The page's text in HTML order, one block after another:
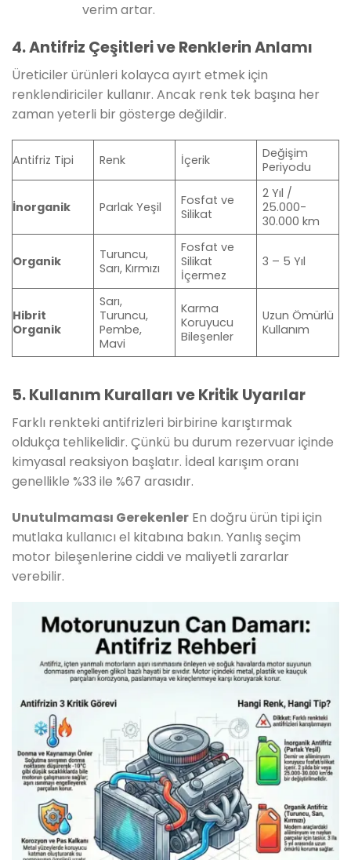
verim artar.
4. Antifriz Çeşitleri ve Renklerin Anlamı
Üreticiler ürünleri kolayca ayırt etmek için
renklendiriciler kullanır. Ancak renk tek başına her
zaman yeterli bir gösterge değildir.
Antifriz Tipi Renk İçerik
Değişim
Periyodu
İnorganik Parlak Yeşil
Fosfat ve
Silikat
2 Yıl /
25.000-
30.000 km
Organik
Turuncu,
Sarı, Kırmızı
Fosfat ve
Silikat
İçermez
3 – 5 Yıl
Hibrit
Organik
Sarı,
Turuncu,
Pembe,
Mavi
Karma
Koruyucu
Bileşenler
Uzun Ömürlü
Kullanım
5. Kullanım Kuralları ve Kritik Uyarılar
Farklı renkteki antifrizleri birbirine karıştırmak
oldukça tehlikelidir. Çünkü bu durum rezervuar içinde
kimyasal reaksiyon başlatır. İdeal karışım oranı
genellikle %33 ile %67 arasıdır.
Unutulmaması Gerekenler En doğru ürün tipi için
mutlaka kullanıcı el kitabına bakın. Yanlış seçim
motor bileşenlerine ciddi ve maliyetli zararlar
verebilir.